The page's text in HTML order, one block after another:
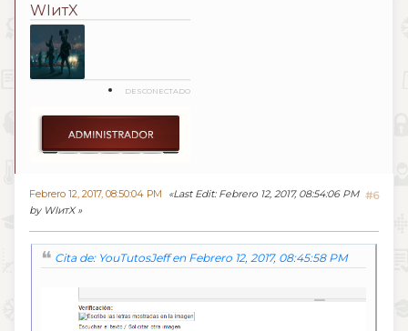
WIитX
DESCONECTADO
Febrero 12, 2017, 08:50:04 PM #6
Last Edit: Febrero 12, 2017, 08:54:06 PM
by WIитX
Cita de: YouTutosJeff en Febrero 12, 2017, 08:45:58 PM